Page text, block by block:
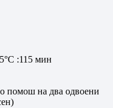
:115 мин
помош на два одвоени